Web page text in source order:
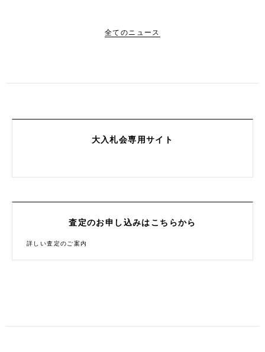
全てのニュース
大入札会専用サイト
査定のお申し込みはこちらから
詳しい査定のご案内